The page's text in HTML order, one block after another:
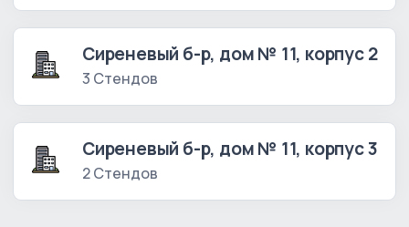
Сиреневый б-р, дом № 11, корпус 2
3 Стендов
Сиреневый б-р, дом № 11, корпус 3
2 Стендов